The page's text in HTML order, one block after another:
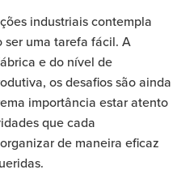
industriais contempla
uma tarefa fácil. A
e do nível de
os desafios são ainda
importância estar atento
que cada
de maneira eficaz